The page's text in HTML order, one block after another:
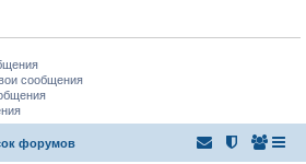
сообщения
форумов